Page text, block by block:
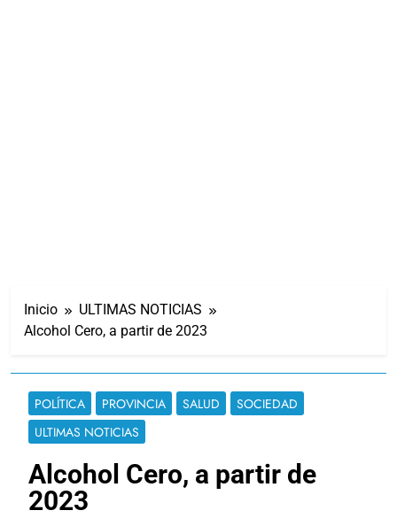
Inicio
ULTIMAS NOTICIAS
Alcohol Cero, a partir de 2023
POLÍTICA PROVINCIA SALUD
SOCIEDAD
ULTIMAS NOTICIAS
Alcohol Cero, a partir de
2023